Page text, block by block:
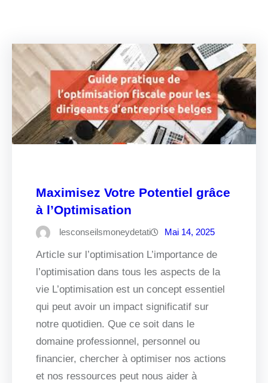
Maximisez Votre Potentiel grâce
à l’Optimisation
lesconseilsmoneydetati Mai 14, 2025
Article sur l’optimisation L’importance de
l’optimisation dans tous les aspects de la
vie L’optimisation est un concept essentiel
qui peut avoir un impact significatif sur
notre quotidien. Que ce soit dans le
domaine professionnel, personnel ou
financier, chercher à optimiser nos actions
et nos ressources peut nous aider à